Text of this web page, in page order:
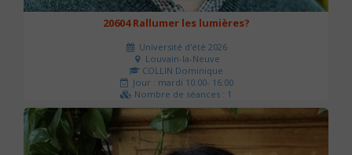
20604 Rallumer les lumières?
Université d'été 2026
Louvain-la-Neuve
COLLIN Dominique
Jour : mardi 10:00- 16:00
Nombre de séances : 1
60 €